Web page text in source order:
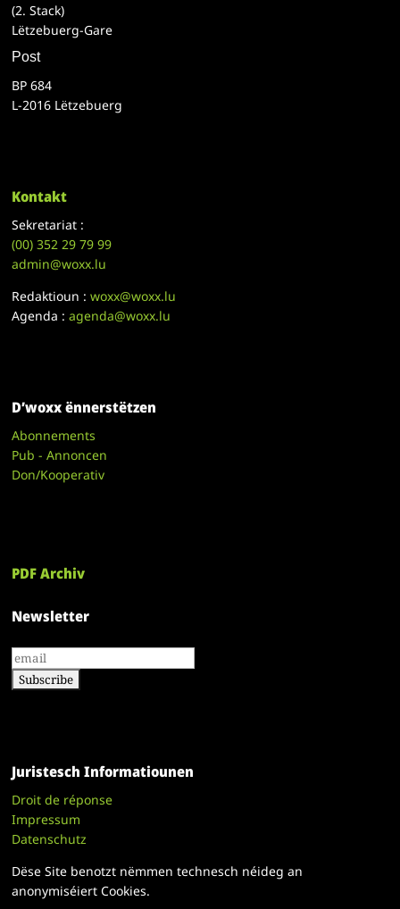
(2. Stack)
Lëtzebuerg-Gare
Post
BP 684
L-2016 Lëtzebuerg
Kontakt
Sekretariat :
(00)352 29 79 99
admin@woxx.lu
Redaktioun :woxx@woxx.lu
Agenda :agenda@woxx.lu
D’woxx ënnerstëtzen
Abonnements
Pub - Annoncen
Don/Kooperativ
PDF Archiv
Newsletter
Juristesch Informatiounen
Droit de réponse
Impressum
Datenschutz
Dëse Site benotzt nëmmen technesch néideg an
anonymiséiert Cookies.